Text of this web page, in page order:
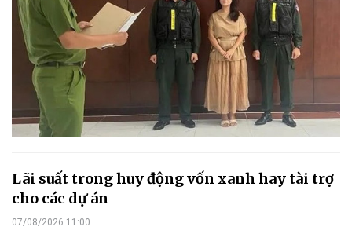
Lãi suất trong huy động vốn xanh hay tài trợ
cho các dự án
07/08/2026 11:00